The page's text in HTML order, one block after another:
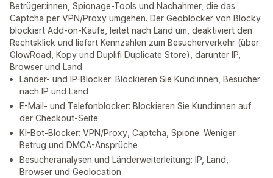
Betrüger:innen, Spionage-Tools und Nachahmer, die das
Captcha per VPN/Proxy umgehen. Der Geoblocker von Blocky
blockiert Add-on-Käufe, leitet nach Land um, deaktiviert den
Rechtsklick und liefert Kennzahlen zum Besucherverkehr (über
GlowRoad, Kopy und Duplifi Duplicate Store), darunter IP,
Browser und Land.
Länder- und IP-Blocker: Blockieren Sie Kund:innen, Besucher
nach IP und Land
E-Mail- und Telefonblocker: Blockieren Sie Kund:innen auf
der Checkout-Seite
KI-Bot-Blocker: VPN/Proxy, Captcha, Spione. Weniger
Betrug und DMCA-Ansprüche
Besucheranalysen und Länderweiterleitung: IP, Land,
Browser und Geolocation